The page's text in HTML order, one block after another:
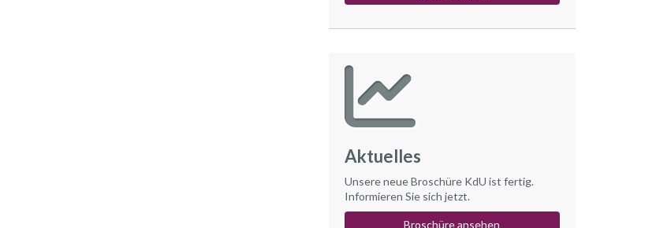
Aktuelles
Unsere neue Broschüre KdU ist fertig.
Informieren Sie sich jetzt.
Broschüre ansehen